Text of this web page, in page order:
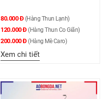
80.000 Đ (Hàng Thun Lạnh)
120.000 Đ (Hàng Thun Co Giãn)
200.000 Đ (Hàng Mè Caro)
Xem chi tiết